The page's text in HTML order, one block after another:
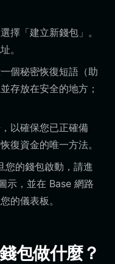
擇「建立新錢包」。
。
個秘密恢復短語（助
存放在安全的地方；
以確保您已正確備
復資金的唯一方法。
您的錢包啟動，請進
示，並在 Base 網路
的儀表板。
包做什麼？